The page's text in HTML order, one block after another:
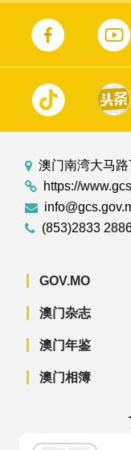
澳门南湾大马
https://
(853)2833
GOV.MO
澳门杂志
澳门年鉴
澳门相簿